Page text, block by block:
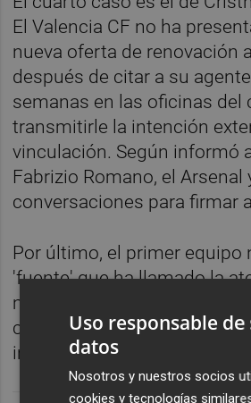
El Valencia CF no ha
nueva oferta de renovación
después de citar a su
semanas en las oficinas del
transmitirle la intención
vinculación. Según informó
Fabrizio Romano, el Arsenal
conversaciones para firmar
Por último, el primer equipo
'fuente' que ha llamado la
mercado. Iker Córdoba está
cedido al Mirandés y Hugo
interés del Celta 'B', entre
Uso responsable de
datos
Nosotros y nuestros socios
cookies y tecnologías